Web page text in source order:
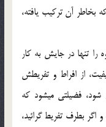
آن تركيب يافته،
تنها در جايش به كار
از افراط و تفريطش
فضيلتي ميشود كه
بطرف تفريط گرائيد،